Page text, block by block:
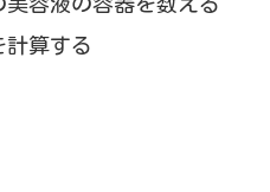
計算する